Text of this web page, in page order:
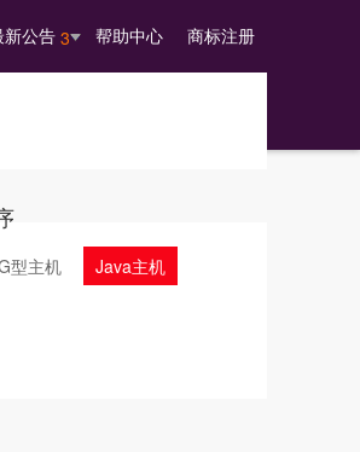
新公告 3 帮助中心 商标注册
型主机
Java主机